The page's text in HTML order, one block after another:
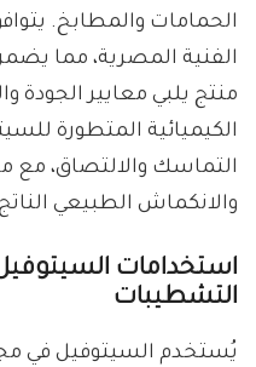
الحمامات والمطابخ.
الفنية المصرية، مما
منتج يلبي معايير الجودة
الكيميائية المتطورة
التماسك والالتصاق، مع
والانكماش الطبيعي
استخدامات
التشطيبات
يُستخدم السيتوفيل في